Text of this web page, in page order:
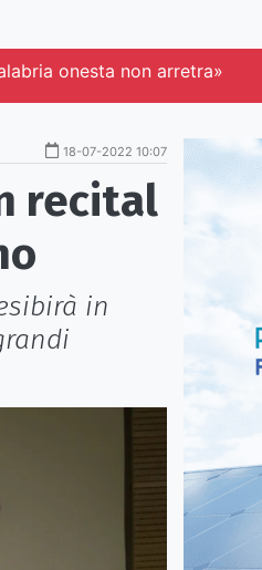
onesta non arretra»
18-07-2022 10:07
recital
in